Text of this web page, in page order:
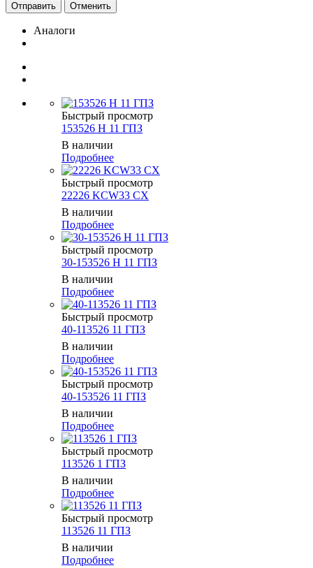
Отменить
Аналоги
Быстрый просмотр
153526 Н 11 ГПЗ
В наличии
Подробнее
Быстрый просмотр
22226 KCW33 CX
В наличии
Подробнее
Быстрый просмотр
30-153526 Н 11 ГПЗ
В наличии
Подробнее
Быстрый просмотр
40-113526 11 ГПЗ
В наличии
Подробнее
Быстрый просмотр
40-153526 11 ГПЗ
В наличии
Подробнее
Быстрый просмотр
113526 1 ГПЗ
В наличии
Подробнее
Быстрый просмотр
113526 11 ГПЗ
В наличии
Подробнее